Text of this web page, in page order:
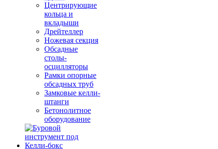
Центрирующие
кольца и
вкладыши
Дрейтеллер
Ножевая секция
Обсадные
столы-
осцилляторы
Рамки опорные
обсадных труб
Замковые келли-
штанги
Бетонолитное
оборудование